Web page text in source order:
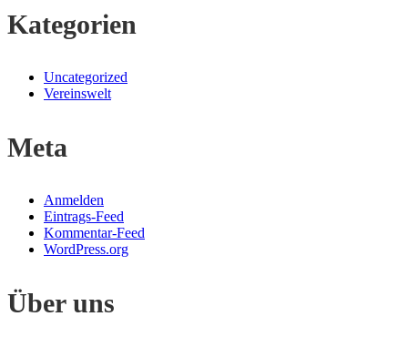
Kategorien
Uncategorized
Vereinswelt
Meta
Anmelden
Eintrags-Feed
Kommentar-Feed
WordPress.org
Über uns